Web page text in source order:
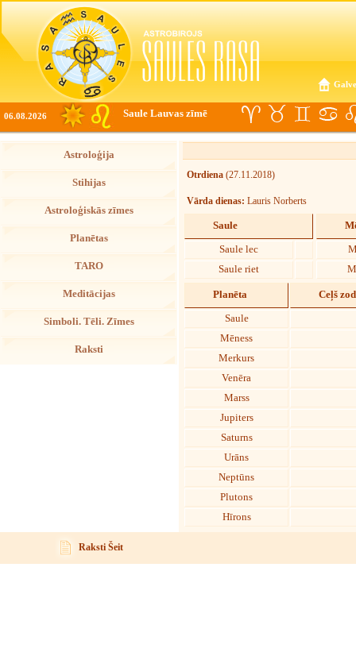
06.08.2026 Saule Lauvas zīmē
Astroloģija
Stihijas
Astroloģiskās zīmes
Planētas
TARO
Meditācijas
Simboli. Tēli. Zīmes
Raksti
Otrdiena (27.11.2018)
Vārda dienas: Lauris Norberts
Saule
Saule lec
Saule riet
Planēta Ceļš
Saule
Mēness
Merkurs
Venēra
Marss
Jupiters
Saturns
Urāns
Neptūns
Plutons
Hīrons
Raksti Šeit